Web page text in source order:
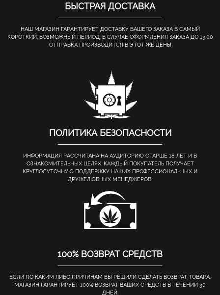
БЫСТРАЯ ДОСТАВКА
НАШ МАГАЗИН ГАРАНТИРУЕТ ДОСТАВКУ ВАШЕГО ЗАКАЗА В САМЫЙ
КОРОТКИЙ, ВОЗМОЖНЫЙ ПЕРИОД. В СЛУЧАЕ ОФОРМЛЕНИЯ ЗАКАЗА ДО 13.00
ОТПРАВКА ПРОИЗВОДИТСЯ В ЭТОТ ЖЕ ДЕНЬ!
ПОЛИТИКА БЕЗОПАСНОСТИ
ИНФОРМАЦИЯ РАССЧИТАНА НА АУДИТОРИЮ СТАРШЕ 18 ЛЕТ И В
ОЗНАКОМИТЕЛЬНЫХ ЦЕЛЯХ. КАЖДЫЙ ПОКУПАТЕЛЬ ПОЛУЧАЕТ
КРУГЛОСУТОЧНУЮ ПОДДЕРЖКУ НАШИХ ПРОФЕССИОНАЛЬНЫХ И
ДРУЖЕЛЮБНЫХ МЕНЕДЖЕРОВ.
100% ВОЗВРАТ СРЕДСТВ
ЕСЛИ ПО КАКИМ ЛИБО ПРИЧИНАМ ВЫ РЕШИЛИ СДЕЛАТЬ ВОЗВРАТ ТОВАРА,
МАГАЗИН ГАРАНТИРУЕТ 100% ВОЗВРАТ ВАШИХ СРЕДСТВ В ТЕЧЕНИИ 30
ДНЕЙ.